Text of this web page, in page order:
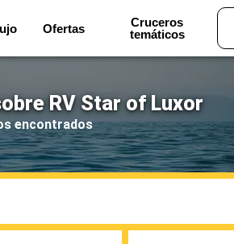
Ofertas
Cruceros
temáticos
RV Star of Luxor
encontrados